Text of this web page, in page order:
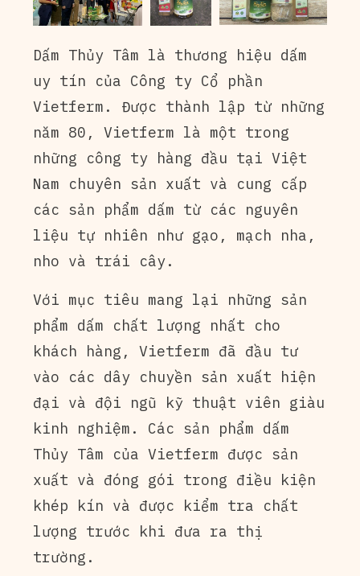
Dấm Thủy Tâm là thương hiệu dấm
uy tín của Công ty Cổ phần
Vietferm. Được thành lập từ những
năm 80, Vietferm là một trong
những công ty hàng đầu tại Việt
Nam chuyên sản xuất và cung cấp
các sản phẩm dấm từ các nguyên
liệu tự nhiên như gạo, mạch nha,
nho và trái cây.
Với mục tiêu mang lại những sản
phẩm dấm chất lượng nhất cho
khách hàng, Vietferm đã đầu tư
vào các dây chuyền sản xuất hiện
đại và đội ngũ kỹ thuật viên giàu
kinh nghiệm. Các sản phẩm dấm
Thủy Tâm của Vietferm được sản
xuất và đóng gói trong điều kiện
khép kín và được kiểm tra chất
lượng trước khi đưa ra thị
trường.